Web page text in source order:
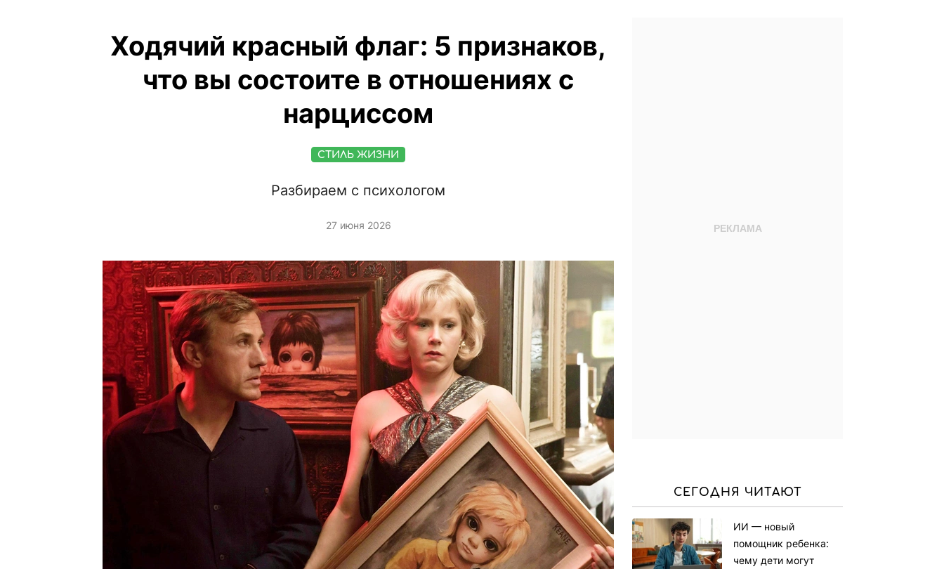
Ходячий красный флаг: 5 признаков,
что вы состоите в отношениях с
нарциссом
СТИЛЬ ЖИЗНИ
Разбираем с психологом
27 июня 2026
СЕГОДНЯ ЧИТАЮТ
ИИ — новый
помощник ребенка:
чему дети могут